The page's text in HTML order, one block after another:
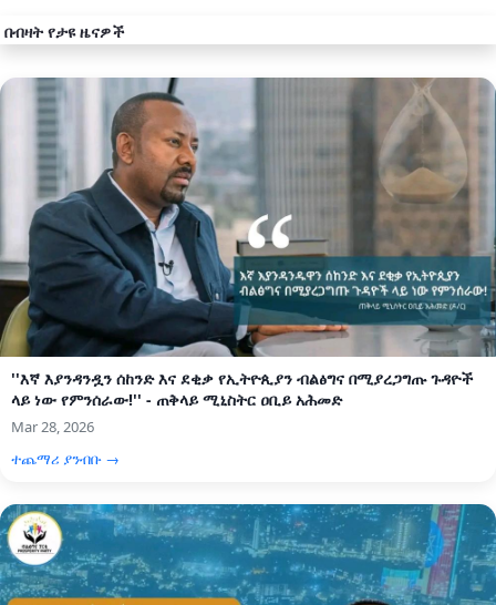
በብዛት የታዩ ዜናዎች
''እኛ እያንዳንዷን ሰከንድ እና ደቂቃ የኢትዮጲያን ብልፅግና በሚያረጋግጡ ጉዳዮች
ላይ ነው የምንሰራው!'' - ጠቅላይ ሚኒስትር ዐቢይ አሕመድ
Mar 28, 2026
ተጨማሪ ያንብቡ →